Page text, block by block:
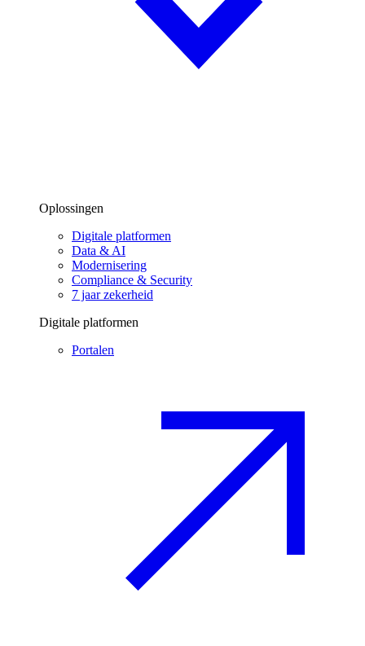
Oplossingen
Digitale platformen
Data & AI
Modernisering
Compliance & Security
7 jaar zekerheid
Digitale platformen
Portalen